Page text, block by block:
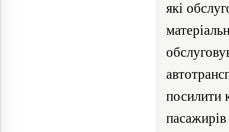
які
посилити